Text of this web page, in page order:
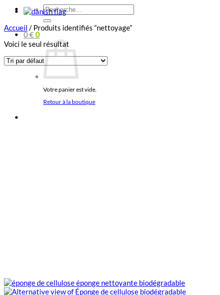
Recherche
pour :
0€0
Votre panier est vide.
Retour à la boutique
Accueil / Produits identifiés “nettoyage”
Voici le seul résultat